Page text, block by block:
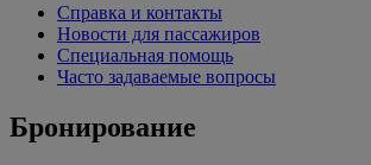
Справка и контакты
Новости для пассажиров
Специальная помощь
Часто задаваемые вопросы
Бронирование